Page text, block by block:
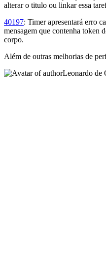
alterar o titulo ou linkar essa
40197: Timer apresentará erro
mensagem que contenha token
corpo.
Além de outras melhorias de
Leonardo de